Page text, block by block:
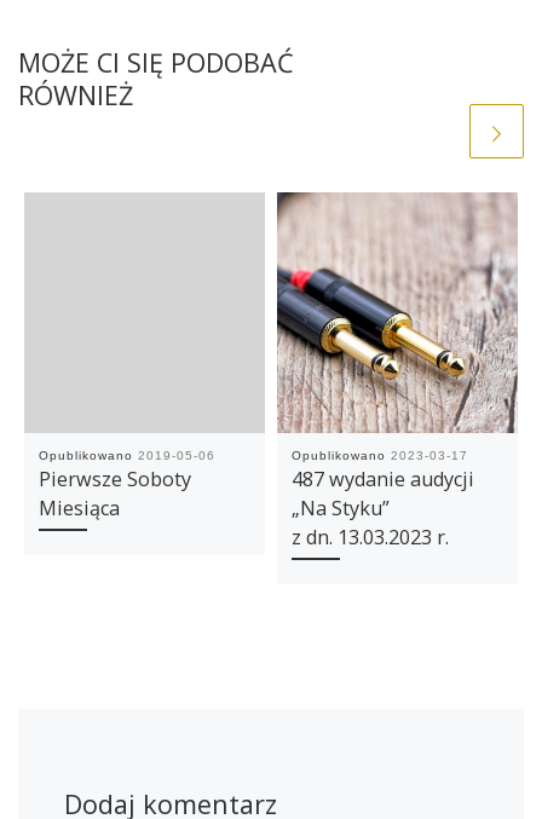
MOŻE CI SIĘ PODOBAĆ
RÓWNIEŻ
Opublikowano 2019-05-06
Pierwsze Soboty
Miesiąca
Opublikowano 2023-03-17
487 wydanie audycji
„Na Styku”
z dn. 13.03.2023 r.
Dodaj komentarz